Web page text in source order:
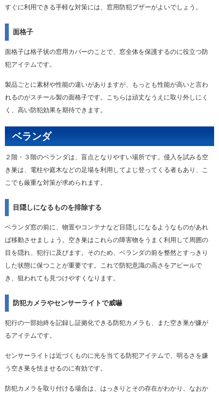
すぐに利用できる手軽な対策には、窓用防犯ブザーがよいでしょう。
面格子
面格子は格子状の窓用カバーのことで、窓全体を保護するのに役立つ防
犯アイテムです。
製品ごとに素材や性能の違いがありますが、もっとも性能が高いと言わ
れるのがスチール製の面格子です。こちらは頑丈なうえに取り外しにく
く、高い防犯効果を期待できます。
ベランダ
２階・３階のベランダは、盲点となりやすい場所です。侵入を試みる空
き巣は、電柱や庭木などの足場を利用してよじ登ってくる者もあり、こ
こでも厳重な対策が求められます。
目隠しになるものを排除する
ベランダ窓の前に、物置やコンテナなど目隠しになるようなものがあれ
ば移動させましょう。空き巣はこれらの障害物をうまく利用して周囲の
目を隠れ、犯行に及びます。そのため、ベランダの前を整然とすっきり
した状態に保つことが重要です。これで防犯意識の高さをアピールで
き、狙われても見つけやすくなります。
防犯カメラやセンサーライトで威嚇
犯行の一部始終を記録し証拠化できる防犯カメラも、また空き巣が嫌が
るアイテムです。
センサーライトは近づくものに光を当てる防犯アイテムで、明るさを嫌
う空き巣を怯ませるのに有効です。
防犯カメラを取り付ける場合は、はっきりとその存在がわかり、なおか